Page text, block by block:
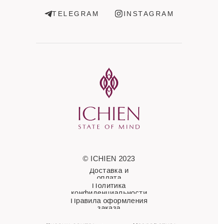
TELEGRAM INSTAGRAM
© ICHIEN 2023
Политика
конфиденциальности
Правила оформления
заказа
Доставка и
оплата